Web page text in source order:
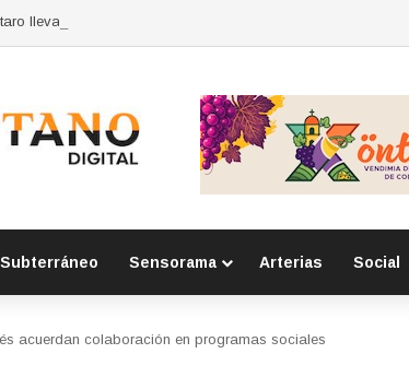
lleva pláticas sobre respeto a adultos mayores a primarias
Subterráneo Sensorama Arterias Social
acuerdan colaboración en programas sociales